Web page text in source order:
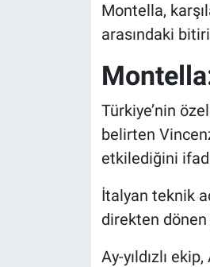
Montella,
arasındaki
Türkiye’nin
belirten
etkilediğini
İtalyan teknik
direkten dönen
Ay-yıldızlı